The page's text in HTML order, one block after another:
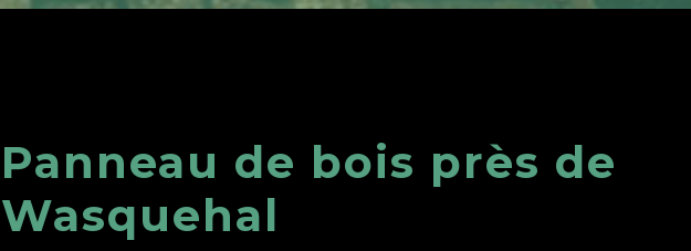
Panneau de bois près de
Wasquehal